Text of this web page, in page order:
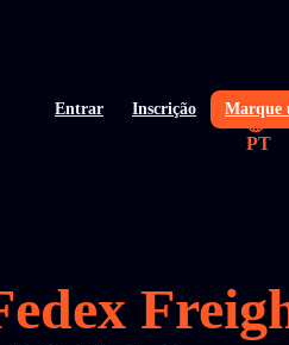
Entrar Inscrição Marque
PT